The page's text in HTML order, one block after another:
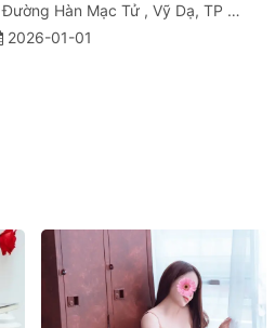
Đường Hàn Mạc Tử , Vỹ Dạ, TP Huế
2026-01-01